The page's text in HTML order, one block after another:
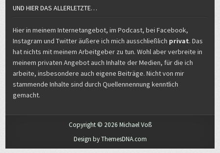
UND HIER DAS ALLERLETZTE…
Hier in meinem Internetangebot, im Podcast, bei Facebook,
Instagram und Twitter äußere ich mich ausschließlich privat. Das
hat nichts mit meinem Arbeitgeber zu tun. Wohl aber verbreite in
meinem privaten Angebot auch Inhalte der Medien, für die ich
arbeite, insbesondere auch eigene Beiträge. Nicht von mir
stammende Inhalte sind durch Quellennennung kenntlich
gemacht.
Copyright © 2026 Michael Voß
Design by ThemesDNA.com